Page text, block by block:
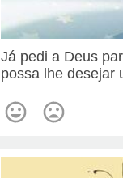
Já pedi a Deus
possa lhe desejar